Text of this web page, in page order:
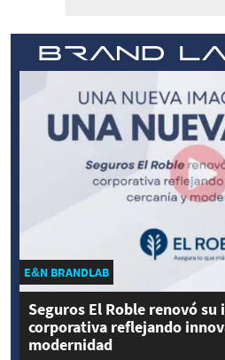
E&N BRANDLAB
Seguros El Roble renovó
corporativa reflejando
modernidad